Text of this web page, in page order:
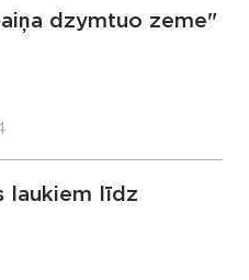
dzymtuo zeme"
laukiem līdz